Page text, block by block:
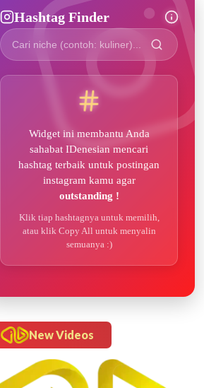
Hashtag Finder
Widget ini membantu Anda
sahabat IDenesian mencari
hashtag terbaik untuk postingan
instagram kamu agar
outstanding !
Klik tiap hashtagnya untuk memilih,
atau klik Copy All untuk menyalin
semuanya :)
New Videos